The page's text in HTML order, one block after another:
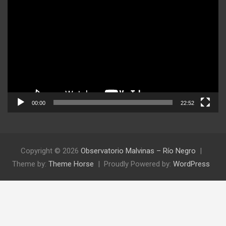
00:00 22:52
Copyright © 2026 Observatorio Malvinas – Río Negro
Theme by: Theme Horse Proudly Powered by: WordPress